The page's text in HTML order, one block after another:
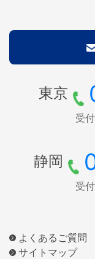
東京
受
静岡
受
よくあるご質問
サイトマップ